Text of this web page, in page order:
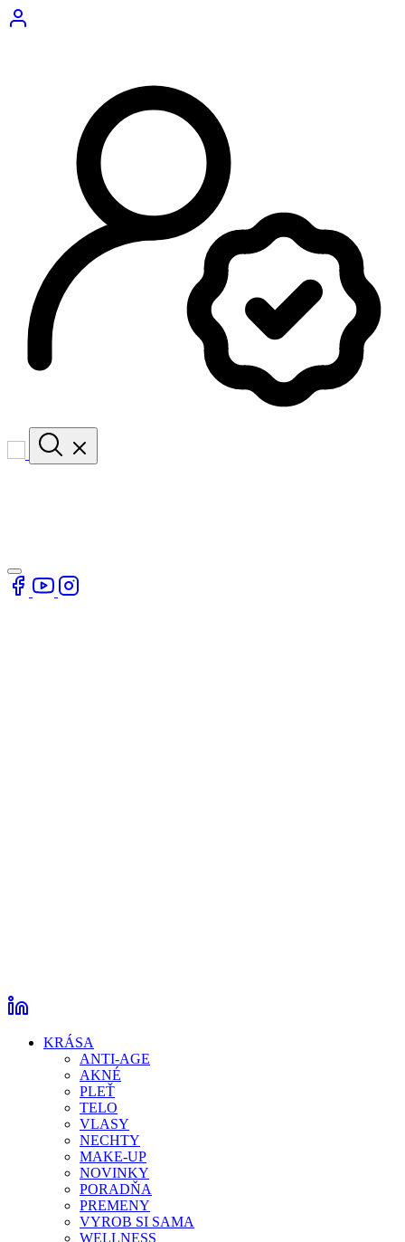
KRÁSA
ANTI-AGE
AKNÉ
PLEŤ
TELO
VLASY
NECHTY
MAKE-UP
NOVINKY
PORADŇA
PREMENY
VYROB SI SAMA
WELLNESS